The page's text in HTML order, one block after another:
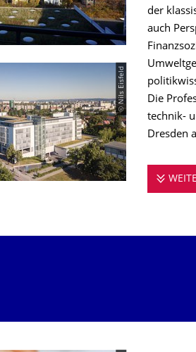
© Nils Eisfeld
der
auch
Die
technik-
Dresden